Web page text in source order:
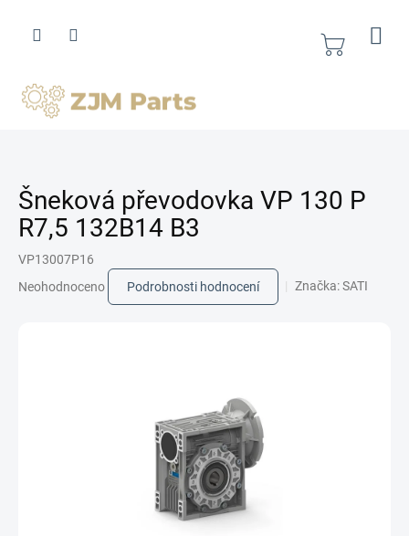
obsah
Nákupní
Šneková převodovka VP 130 P
R7,5 132B14 B3
VP13007P16
hodnocení
Neohodnoceno Podrobnosti hodnocení Značka:SATI